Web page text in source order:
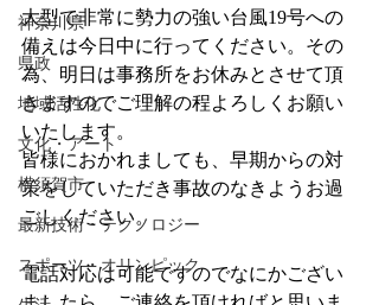
神奈川県
県政
地域活性化
文化・アート
横須賀市
最新技術・テクノロジー
スポーツ・オリンピック
大型で非常に勢力の強い台風19号への
備えは今日中に行ってください。その
為、明日は事務所をお休みとさせて頂
きますのでご理解の程よろしくお願い
いたします。
皆様におかれましても、早期からの対
策をしていただき事故のなきようお過
ごしください。
電話対応は可能ですのでなにかござい